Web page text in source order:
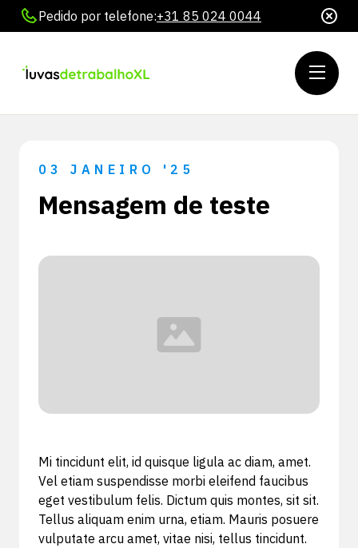
Pedido por telefone:+31 85 024 0044
03 JANEIRO '25
Mensagem de teste
Mi tincidunt elit, id quisque ligula ac diam, amet.
Vel etiam suspendisse morbi eleifend faucibus
eget vestibulum felis. Dictum quis montes, sit sit.
Tellus aliquam enim urna, etiam. Mauris posuere
vulputate arcu amet, vitae nisi, tellus tincidunt.